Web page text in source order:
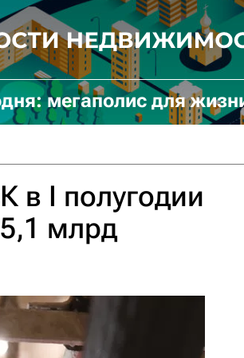
мегаполис для
в I полугодии
млрд